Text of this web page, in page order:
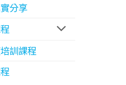
分享
訓課程